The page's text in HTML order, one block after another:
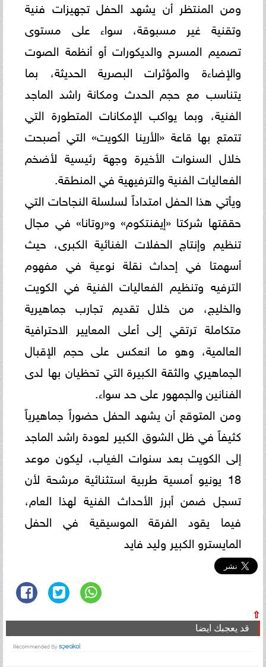
ومن المنتظر أن يشهد الحفل تجهيزات فنية
وتقنية غير مسبوقة، سواء على مستوى
تصميم المسرح والديكورات أو أنظمة الصوت
والإضاءة والمؤثرات البصرية الحديثة، بما
يتناسب مع حجم الحدث ومكانة راشد الماجد
الفنية، وبما يواكب الإمكانات المتطورة التي
تتمتع بها قاعة «الأرينا الكويت» التي أصبحت
خلال السنوات الأخيرة وجهة رئيسية لأضخم
الفعاليات الفنية والترفيهية في المنطقة.
ويأتي هذا الحفل امتداداً لسلسلة النجاحات التي
حققتها شركتا «إيفنتكوم» و«روتانا» في مجال
تنظيم وإنتاج الحفلات الغنائية الكبرى، حيث
أسهمتا في إحداث نقلة نوعية في مفهوم
الترفيه وتنظيم الفعاليات الفنية في الكويت
والخليج، من خلال تقديم تجارب جماهيرية
متكاملة ترتقي إلى أعلى المعايير الاحترافية
العالمية، وهو ما انعكس على حجم الإقبال
الجماهيري والثقة الكبيرة التي تحظيان بها لدى
الفنانين والجمهور على حد سواء.
ومن المتوقع أن يشهد الحفل حضوراً جماهيرياً
كثيفاً في ظل الشوق الكبير لعودة راشد الماجد
إلى الكويت بعد سنوات الغياب، ليكون موعد
18 يونيو أمسية طربية استثنائية مرشحة لأن
تسجل ضمن أبرز الأحداث الفنية لهذا العام،
فيما يقود الفرقة الموسيقية في الحفل
المايسترو الكبير وليد فايد
⇧
قد يعجبك ايضا